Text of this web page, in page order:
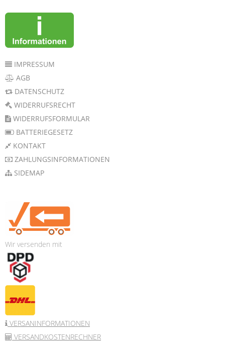
IMPRESSUM
AGB
DATENSCHUTZ
WIDERRUFSRECHT
WIDERRUFSFORMULAR
BATTERIEGESETZ
KONTAKT
ZAHLUNGSINFORMATIONEN
SIDEMAP
Wir versenden mit
VERSANINFORMATIONEN
VERSANDKOSTENRECHNER